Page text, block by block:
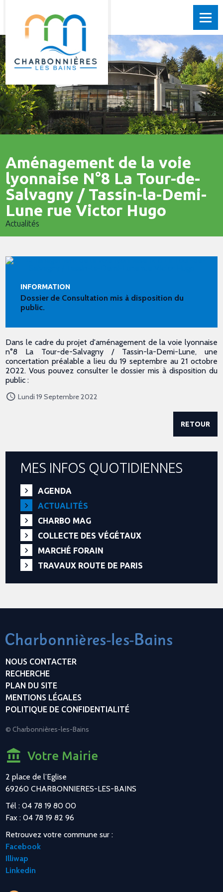
Aménagement de la voie
lyonnaise N°8 La Tour-de-
Salvagny / Tassin-la-Demi-
Lune rue Victor Hugo
Actualités
INFORMATION
Dossier de Consultation mis à disposition du
public.
Dans le cadre du projet d'aménagement de la voie lyonnaise
n°8 La Tour-de-Salvagny / Tassin-la-Demi-Lune, une
concertation préalable a lieu du 19 septembre au 21 octobre
2022. Vous pouvez consulter le dossier mis à disposition du
public :
Lundi 19 Septembre 2022
RETOUR
MES INFOS QUOTIDIENNES
AGENDA
ACTUALITÉS
CHARBO MAG
COLLECTE DES VÉGÉTAUX
MARCHÉ FORAIN
TRAVAUX ROUTE DE PARIS
NOUS CONTACTER
RECHERCHE
PLAN DU SITE
MENTIONS LÉGALES
POLITIQUE DE CONFIDENTIALITÉ
© Charbonnières-les-Bains
Votre Mairie
2 place de l’Eglise
69260 CHARBONNIERES-LES-BAINS
Tél : 04 78 19 80 00
Fax : 04 78 19 82 96
Retrouvez votre commune sur :
Facebook
Illiwap
Linkedin